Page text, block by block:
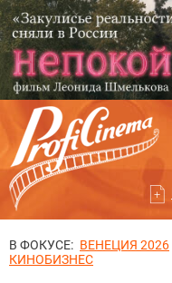
В ФОКУСЕ: ВЕНЕЦИЯ 2026
КИНОБИЗНЕС